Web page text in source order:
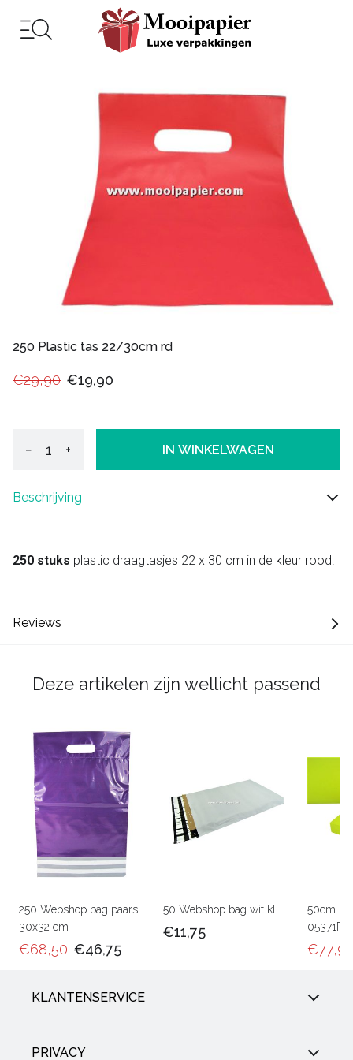
250 Plastic tas 22/30cm rd
€29,90 €19,90
− + IN WINKELWAGEN
Beschrijving
250 stuks plastic draagtasjes 22 x 30 cm in de kleur rood.
Reviews
Deze artikelen zijn wellicht passend
250 Webshop bag paars
30x32 cm
€68,50 €46,75
50 Webshop bag wit kl.
€11,75
50cm
05371RU
KLANTENSERVICE
PRIVACY